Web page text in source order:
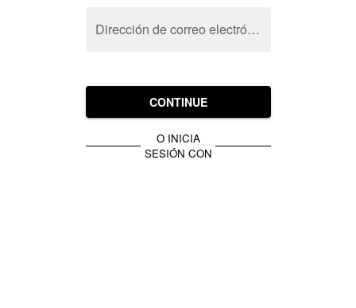
Dirección de correo electrónico
CONTINUE
O INICIA
SESIÓN CON